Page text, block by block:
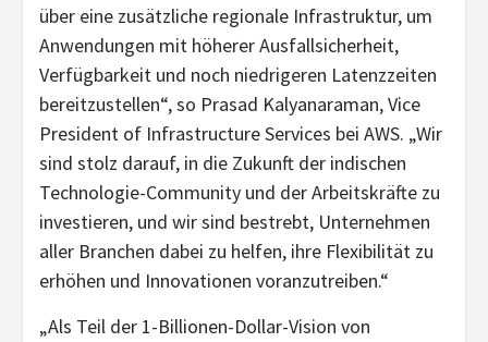
über eine zusätzliche regionale Infrastruktur, um
Anwendungen mit höherer Ausfallsicherheit,
Verfügbarkeit und noch niedrigeren Latenzzeiten
bereitzustellen“, so Prasad Kalyanaraman, Vice
President of Infrastructure Services bei AWS. „Wir
sind stolz darauf, in die Zukunft der indischen
Technologie-Community und der Arbeitskräfte zu
investieren, und wir sind bestrebt, Unternehmen
aller Branchen dabei zu helfen, ihre Flexibilität zu
erhöhen und Innovationen voranzutreiben.“
„Als Teil der 1-Billionen-Dollar-Vision von